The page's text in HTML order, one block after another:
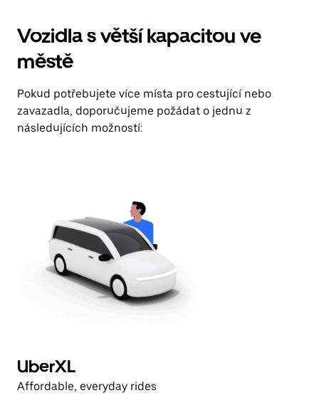
Vozidla s větší kapacitou ve
městě
Pokud potřebujete více místa pro cestující nebo
zavazadla, doporučujeme požádat o jednu z
následujících možností:
UberXL
Affordable, everyday rides